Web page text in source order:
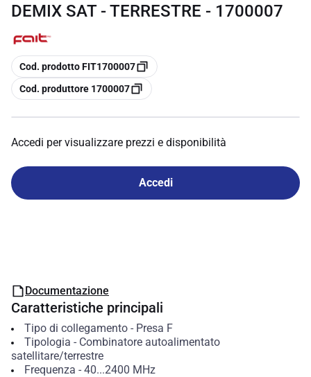
DEMIX SAT - TERRESTRE - 1700007
copia
Cod. prodotto FIT1700007
copia
Cod. produttore 1700007
Accedi per visualizzare prezzi e disponibilità
Accedi
Documentazione
Caratteristiche principali
Tipo di collegamento- Presa F
Tipologia - Combinatore autoalimentato
satellitare/terrestre
Frequenza - 40...2400 MHz